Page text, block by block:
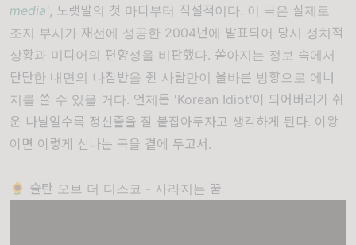
media', 노랫말의 첫 마디부터 직설적이다. 이 곡은 실제로
조지 부시가 재선에 성공한 2004년에 발표되어 당시 정치적
상황과 미디어의 편향성을 비판했다. 쏟아지는 정보 속에서
단단한 내면의 나침반을 쥔 사람만이 올바른 방향으로 에너
지를 쓸 수 있을 거다. 언제든 'Korean Idiot'이 되어버리기 쉬
운 나날일수록 정신줄을 잘 붙잡아두자고 생각하게 된다. 이왕
이면 이렇게 신나는 곡을 곁에 두고서.
🌻 술탄 오브 더 디스코 - 사라지는 꿈